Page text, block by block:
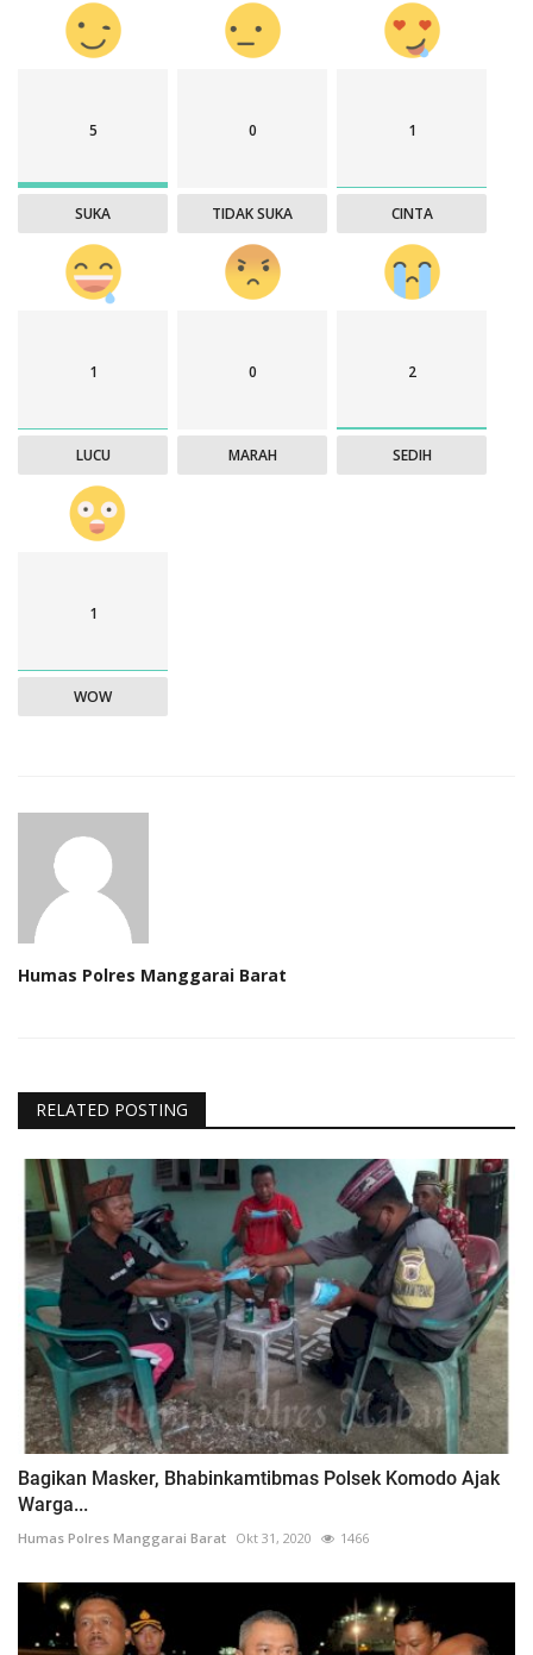
5
SUKA
0
TIDAK SUKA
1
CINTA
1
LUCU
0
MARAH
2
SEDIH
1
WOW
Humas Polres Manggarai Barat
RELATED POSTING
Bagikan Masker, Bhabinkamtibmas Polsek Komodo Ajak
Warga...
Humas Polres Manggarai Barat Okt 31, 2020 1466